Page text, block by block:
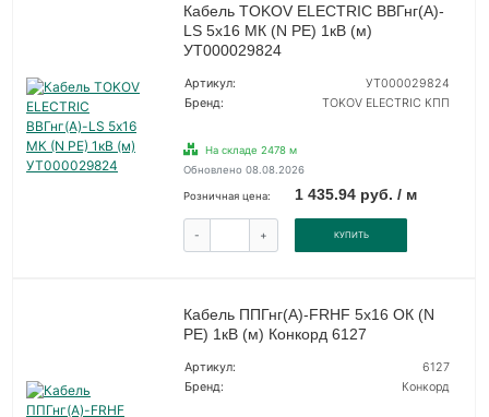
Кабель TOKOV ELECTRIC ВВГнг(А)-
LS 5х16 МК (N PE) 1кВ (м)
УТ000029824
Артикул:
УТ000029824
Бренд:
TOKOV ELECTRIC КПП
На складе 2478 м
Обновлено 08.08.2026
Розничная цена: 1 435.94 руб. / м
- + КУПИТЬ
Кабель ППГнг(А)-FRHF 5х16 ОК (N
PE) 1кВ (м) Конкорд 6127
Артикул:
6127
Бренд:
Конкорд